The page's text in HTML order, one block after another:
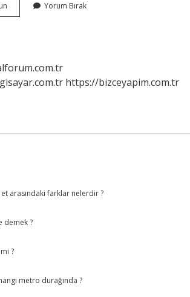
Çek
Yorum Bırak
https://bizceyapim.com.tr
et arasındaki farklar nelerdir ?
demek ?
?
metro durağında ?